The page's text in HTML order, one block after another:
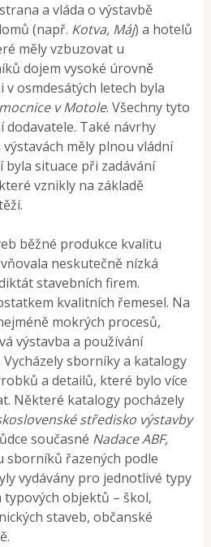
a vláda o výstavbě
(např. Kotva, Máj) a hotelů
měly vzbuzovat u
dojem vysoké úrovně
v osmdesátých letech byla
v Motole. Všechny tyto
dodavatele. Také návrhy
měly plnou vládní
situace při zadávání
vznikly na základě
běžné produkce kvalitu
neskutečně nízká
stavebních firem.
kvalitních řemesel. Na
mokrých procesů,
výstavba a používání
sborníky a katalogy
a detailů, které bylo více
Některé katalogy pocházely
středisko výstavby
současné NadaceABF,
sborníků řazených podle
vydávány pro jednotlivé typy
typových objektů – škol,
staveb, občanské